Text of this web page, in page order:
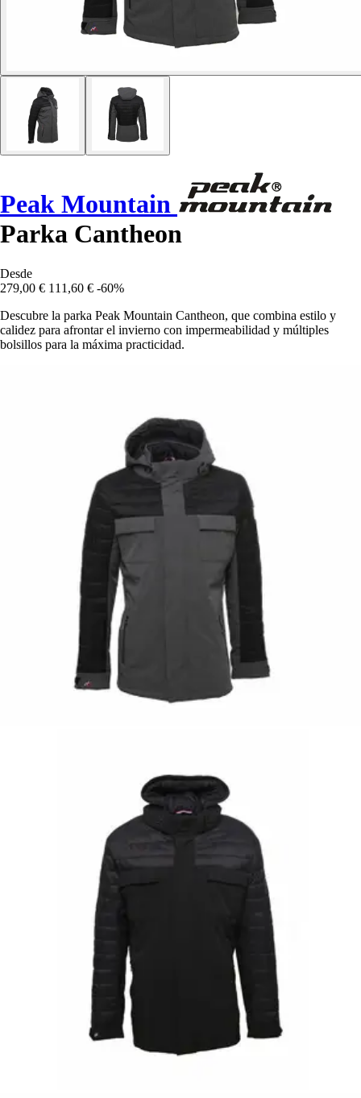
Peak Mountain
Parka Cantheon
Desde
279,00 € 111,60 € -60%
Descubre la parka Peak Mountain Cantheon, que combina estilo y
calidez para afrontar el invierno con impermeabilidad y múltiples
bolsillos para la máxima practicidad.